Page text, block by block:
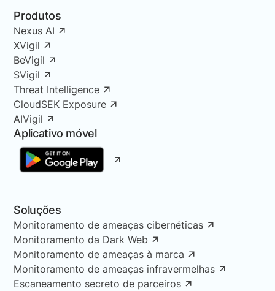
Produtos
Nexus AI
XVigil
BeVigil
SVigil
Threat Intelligence
CloudSEK Exposure
AIVigil
Aplicativo móvel
Soluções
Monitoramento de ameaças cibernéticas
Monitoramento da Dark Web
Monitoramento de ameaças à marca
Monitoramento de ameaças infravermelhas
Escaneamento secreto de parceiros